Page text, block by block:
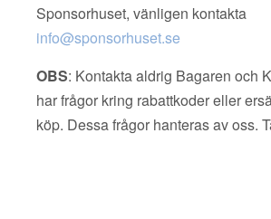
Sponsorhuset, vänligen kontakta
info@sponsorhuset.se
OBS: Kontakta aldrig Bagaren och
har frågor kring rabattkoder eller
köp. Dessa frågor hanteras av oss.